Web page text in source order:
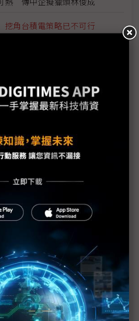
角台積電策略已不可行
能 台積電目光投向日博士人才
逾6萬職缺沒人要做
寵兒 三星、SK海力士是否跟
Ft.台灣美光董事長盧東暉
真實寫照 一線大廠頻遭高薪挖
缺危機 台積電投入10年育才、